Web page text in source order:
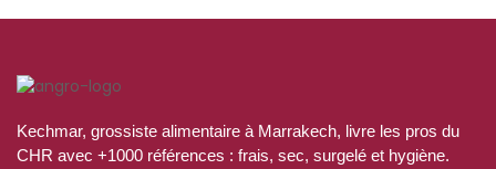
Kechmar, grossiste alimentaire à Marrakech, livre les pros du
CHR avec +1000 références : frais, sec, surgelé et hygiène.